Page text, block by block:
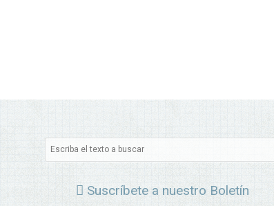
Suscríbete a nuestro Boletín